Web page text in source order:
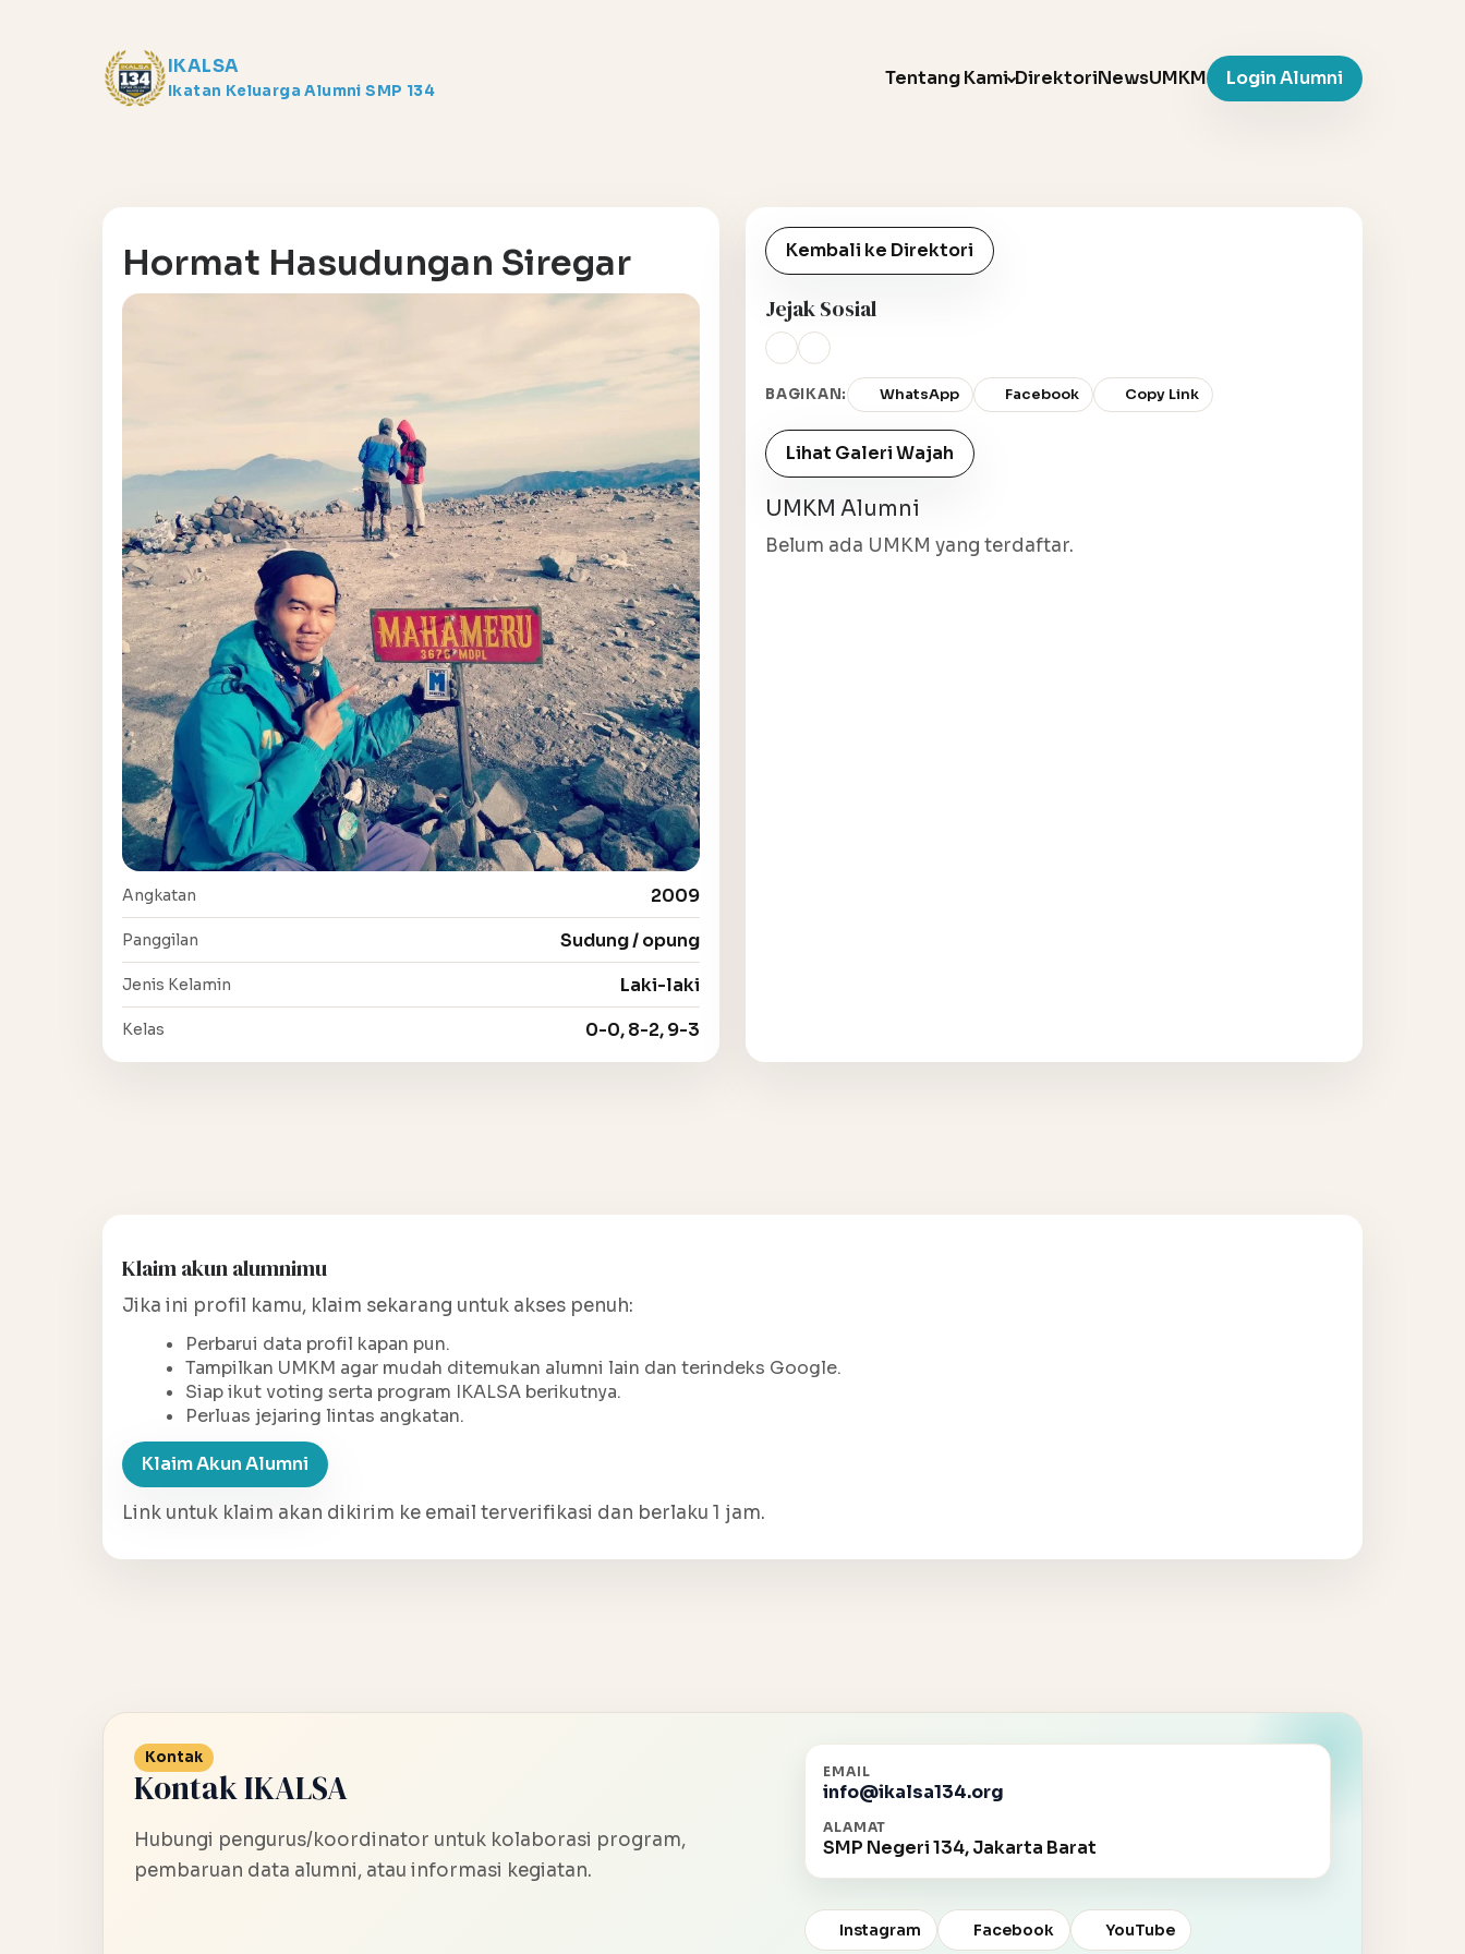
IKALSA
Ikatan Keluarga Alumni SMP 134
Tentang Kami DirektoriNewsUMKM Login Alumni
Hormat Hasudungan Siregar
Angkatan 2009
Panggilan Sudung / opung
Jenis Kelamin Laki-laki
Kelas 0-0, 8-2, 9-3
Kembali ke Direktori
Jejak Sosial
BAGIKAN: WhatsApp Facebook Copy Link
Lihat Galeri Wajah
UMKM Alumni
Belum ada UMKM yang terdaftar.
Klaim akun alumnimu
Jika ini profil kamu, klaim sekarang untuk akses penuh:
Perbarui data profil kapan pun.
Tampilkan UMKM agar mudah ditemukan alumni lain dan terindeks Google.
Siap ikut voting serta program IKALSA berikutnya.
Perluas jejaring lintas angkatan.
Klaim Akun Alumni
Link untuk klaim akan dikirim ke email terverifikasi dan berlaku 1 jam.
Kontak
Kontak IKALSA
Hubungi pengurus/koordinator untuk kolaborasi program,
pembaruan data alumni, atau informasi kegiatan.
EMAIL
info@ikalsa134.org
ALAMAT
SMP Negeri 134, Jakarta Barat
Instagram Facebook YouTube